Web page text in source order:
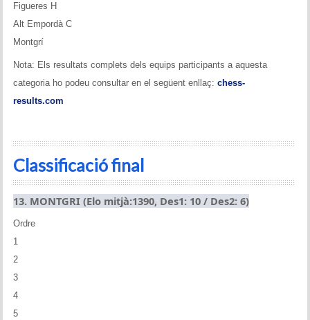
Figueres H
Alt Empordà C
Montgrí
Nota: Els resultats complets dels equips participants a aquesta
categoria ho podeu consultar en el següent enllaç: chess-
results.com
Classificació final
13. MONTGRI (Elo mitjà:1390, Des1: 10 / Des2: 6)
Ordre
1
2
3
4
5